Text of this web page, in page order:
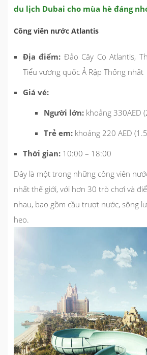
du lịch Dubai cho mùa hè đáng
Công viên nước Atlantis
Địa điểm: Đảo Cây Cọ Atlantis,
Tiểu vương quốc Ả Rập Thống nhất
Giá vé:
Người lớn: khoảng 330AED
Trẻ em: khoảng 220 AED
Thời gian: 10:00 – 18:00
Đây là một trong những công viên
nhất thế giới, với hơn 30 trò chơi và
nhau, bao gồm cầu trượt nước, sông
heo.